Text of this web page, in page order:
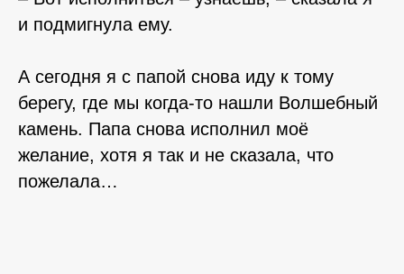
и подмигнула ему.
А сегодня я с папой снова иду к тому
берегу, где мы когда-то нашли Волшебный
камень. Папа снова исполнил моё
желание, хотя я так и не сказала, что
пожелала…